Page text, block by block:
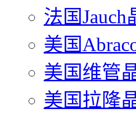
法国Jauch
美国
美国维管
美国拉隆